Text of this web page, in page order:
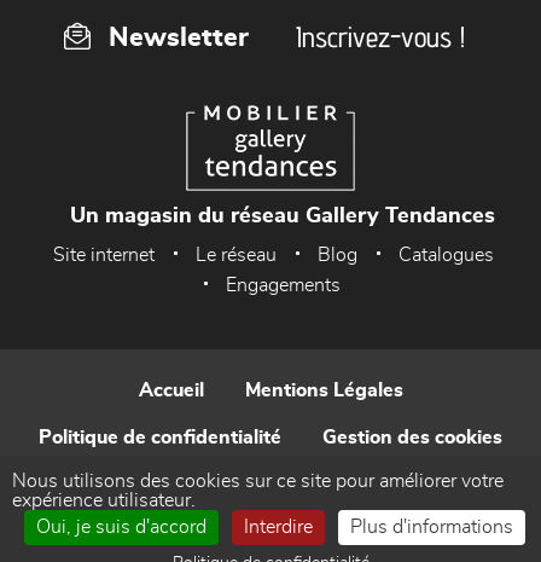
Newsletter Inscrivez-vous !
Un magasin du réseau Gallery Tendances
Site internet Le réseau Blog
Catalogues
Engagements
Accueil Mentions Légales
Politique de confidentialité Gestion des cookies
Contact
Réalisé par WEB Enseignes
Nous utilisons des cookies sur ce site pour améliorer votre
expérience utilisateur.
Oui, je suis d'accord
Interdire Plus d'informations